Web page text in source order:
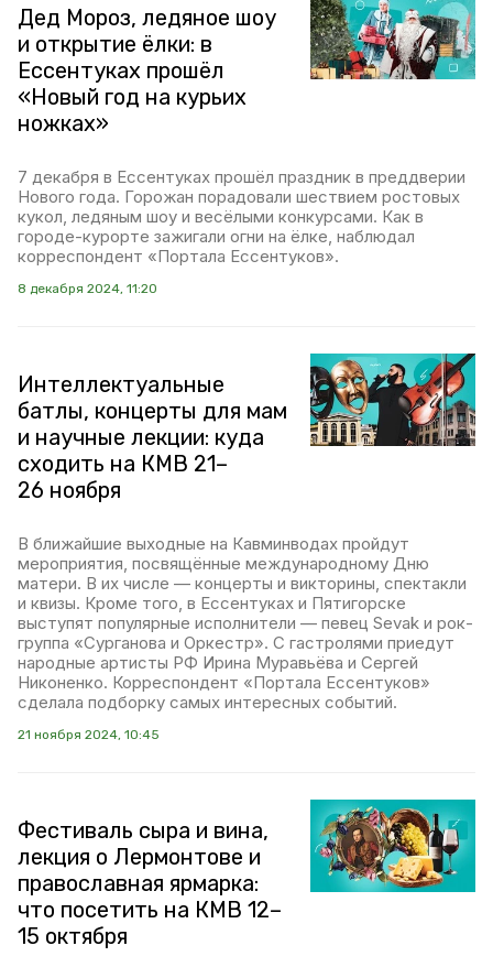
Дед Мороз, ледяное шоу
и открытие ёлки: в
Ессентуках прошёл
«Новый год на курьих
ножках»
7 декабря в Ессентуках прошёл праздник в преддверии
Нового года. Горожан порадовали шествием ростовых
кукол, ледяным шоу и весёлыми конкурсами. Как в
городе-курорте зажигали огни на ёлке, наблюдал
корреспондент «Портала Ессентуков».
8 декабря 2024, 11:20
Интеллектуальные
батлы, концерты для мам
и научные лекции: куда
сходить на КМВ 21–
26 ноября
В ближайшие выходные на Кавминводах пройдут
мероприятия, посвящённые международному Дню
матери. В их числе — концерты и викторины, спектакли
и квизы. Кроме того, в Ессентуках и Пятигорске
выступят популярные исполнители — певец Sevak и рок-
группа «Сурганова и Оркестр». С гастролями приедут
народные артисты РФ Ирина Муравьёва и Сергей
Никоненко. Корреспондент «Портала Ессентуков»
сделала подборку самых интересных событий.
21 ноября 2024, 10:45
Фестиваль сыра и вина,
лекция о Лермонтове и
православная ярмарка:
что посетить на КМВ 12–
15 октября